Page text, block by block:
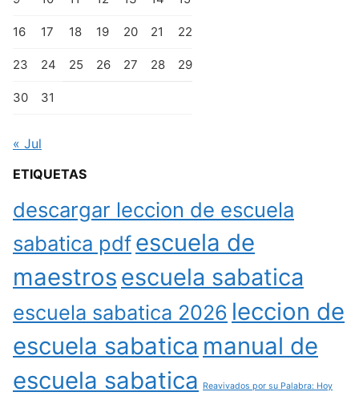
16 17 18 19 20 21 22
23 24 25 26 27 28 29
30 31
« Jul
ETIQUETAS
descargar leccion de escuela
sabatica pdfescuela de
maestros escuela sabatica
escuela sabatica 2026 leccion de
escuela sabatica manual de
escuela sabatica
Reavivados por su Palabra: Hoy